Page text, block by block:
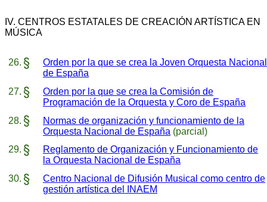
IV. CENTROS ESTATALES DE CREACIÓN ARTÍSTICA EN
MÚSICA
Orden por la que se crea la Joven Orquesta Nacional
de España
Orden por la que se crea la Comisión de
Programación de la Orquesta y Coro de España
Normas de organización y funcionamiento de la
Orquesta Nacional de España (parcial)
Reglamento de Organización y Funcionamiento de
la Orquesta Nacional de España
Centro Nacional de Difusión Musical como centro de
gestión artística del INAEM